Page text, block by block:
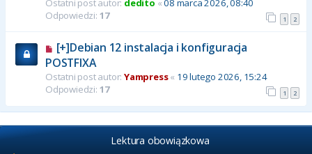
Ostatni post autor: dedito «08 marca 2026, 08:40
Odpowiedzi: 17 1 2
[+]Debian 12 instalacja i konfiguracja
POSTFIXA
Ostatni post autor: Yampress« 19 lutego 2026, 15:24
Odpowiedzi: 17 1 2
Lektura obowiązkowa